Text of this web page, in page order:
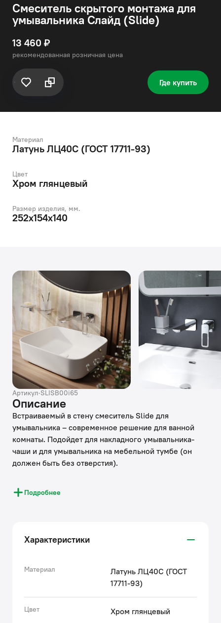
Смеситель скрытого монтажа для
умывальника Слайд (Slide)
13 460 ₽
рекомендованная розничная цена
Где купить
Материал
Латунь ЛЦ40C (ГОСТ 17711-93)
Цвет
Хром глянцевый
Размер изделия, мм.
252x154x140
Артикул·SLISB00i65
Описание
Встраиваемый в стену смеситель Slide для
умывальника – современное решение для ванной
комнаты. Подойдет для накладного умывальника-
чаши и для умывальника на мебельной тумбе (он
должен быть без отверстия).
За счет скрытого монтажа экономит пространство и
прост в уборке. Подключается с помощью любых
рукой.
Надежный корпус из прочной первичной латуни с
коррозии, резким изменениям давления и
перепадам температуры воды.
царапин и потускнению (при должном уходе). На
протяжении многих лет смеситель будет выглядеть
Подробнее
Характеристики
Материал
Латунь ЛЦ40C (ГОСТ
17711-93)
Цвет Хром глянцевый